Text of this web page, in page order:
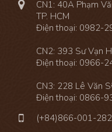

CN1: 40A Phạm
TP. HCM
Điện thoại: 0982-
CN2: 393 Sư Vạn
Điện thoại: 0966-
CN3: 228 Lê Văn
Điện thoại: 0866-

(+84)866-001-282